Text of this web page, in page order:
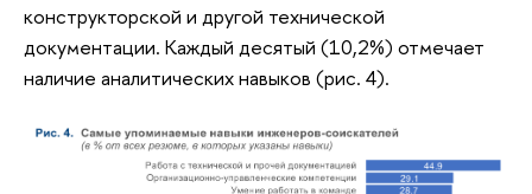
конструкторской и другой технической
документации. Каждый десятый (10,2%) отмечает
наличие аналитических навыков (рис. 4).